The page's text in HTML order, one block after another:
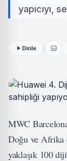
yapıcıyı,
Dinle
MWC
Doğu ve Afrika
yaklaşık 100